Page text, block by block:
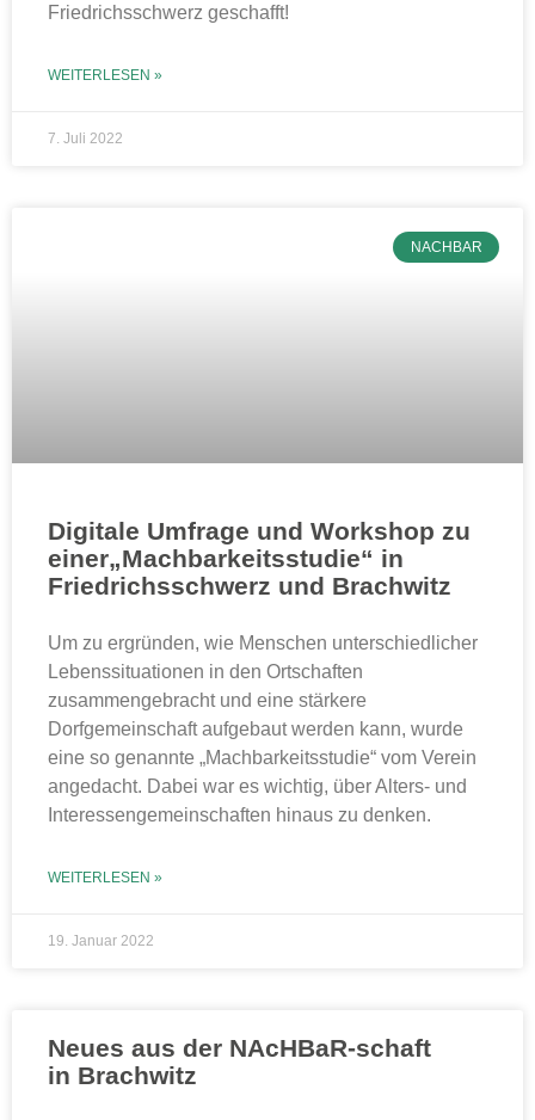
Friedrichsschwerz geschafft!
WEITERLESEN »
7. Juli 2022
NACHBAR
Digitale Umfrage und Workshop zu
einer„Machbarkeitsstudie“ in
Friedrichsschwerz und Brachwitz
Um zu ergründen, wie Menschen unterschiedlicher
Lebenssituationen in den Ortschaften
zusammengebracht und eine stärkere
Dorfgemeinschaft aufgebaut werden kann, wurde
eine so genannte „Machbarkeitsstudie“ vom Verein
angedacht. Dabei war es wichtig, über Alters- und
Interessengemeinschaften hinaus zu denken.
WEITERLESEN »
19. Januar 2022
Neues aus der NAcHBaR-schaft
in Brachwitz